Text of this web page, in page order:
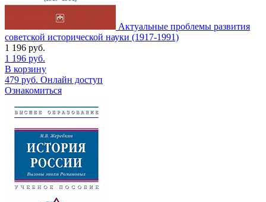
Актуальные проблемы развития
советской исторической науки (1917-1991)
1 196 руб.
1 196 руб.
В корзину
479 руб. Онлайн доступ
Ознакомиться